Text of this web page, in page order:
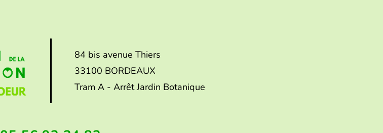
84 bis avenue Thiers
33100 BORDEAUX
Tram A - Arrêt Jardin Botanique